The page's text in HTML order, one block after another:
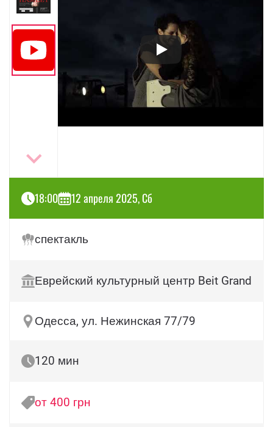
18:00 12 апреля 2025, Сб
спектакль
Еврейский культурный центр Beit Grand
Одесса, ул. Нежинская 77/79
120 мин
от 400 грн